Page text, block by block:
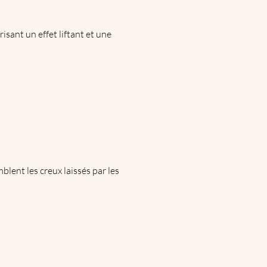
un effet liftant et une
les creux laissés par les